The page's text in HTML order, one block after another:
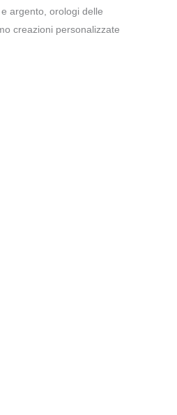
argento, orologi delle
creazioni personalizzate